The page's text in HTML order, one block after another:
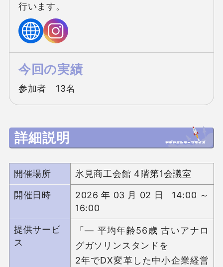
行います。
今回の実績
参加者　13名
詳細説明
開催場所 氷見商工会館 4階第1会議室
開催日時
2026年03月02日 14:00～
16:00
提供サービ
ス
「― 平均年齢56歳 古いアナロ
グガソリンスタンドを
2年でDX変革した中小企業経営